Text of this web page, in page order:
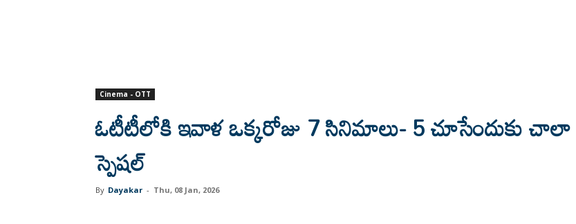
Cinema - OTT
ఓటీటీలోకి ఇవాళ ఒక్కరోజు 7 సినిమాలు- 5 చూసేందుకు చాలా
స్పెషల్
By Dayakar - Thu, 08 Jan, 2026